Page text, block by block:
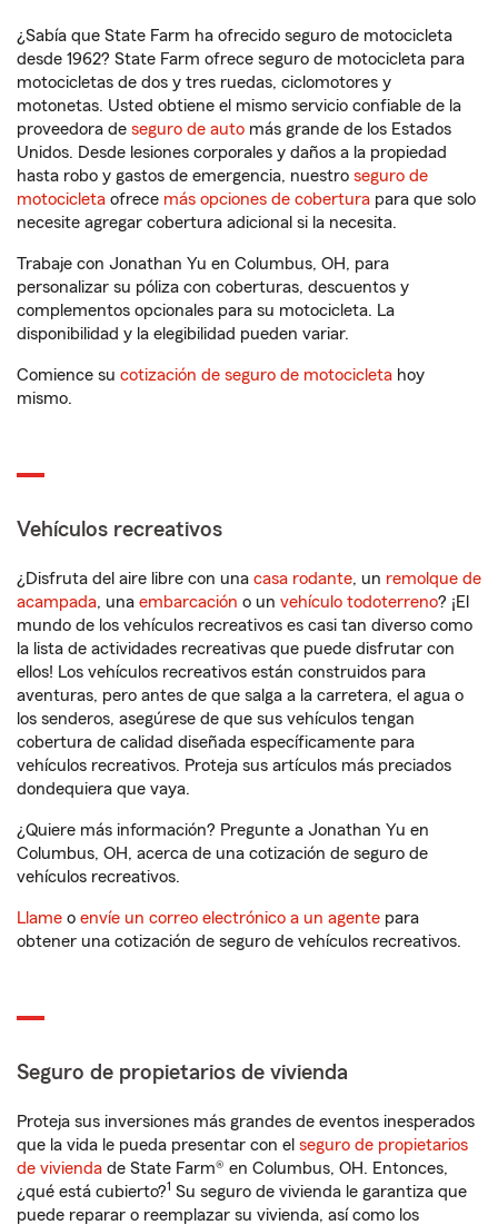
¿Sabía que State Farm ha ofrecido seguro de motocicleta
desde 1962? State Farm ofrece seguro de motocicleta para
motocicletas de dos y tres ruedas, ciclomotores y
motonetas. Usted obtiene el mismo servicio confiable de la
proveedora de seguro de auto más grande de los Estados
Unidos. Desde lesiones corporales y daños a la propiedad
hasta robo y gastos de emergencia, nuestro seguro de
motocicleta ofrece más opciones de cobertura para que solo
necesite agregar cobertura adicional si la necesita.
Trabaje con Jonathan Yu en Columbus, OH, para
personalizar su póliza con coberturas, descuentos y
complementos opcionales para su motocicleta. La
disponibilidad y la elegibilidad pueden variar.
Comience su cotización de seguro de motocicleta hoy
mismo.
Vehículos recreativos
¿Disfruta del aire libre con una casa rodante, un remolque de
acampada, una embarcación o un vehículo todoterreno? ¡El
mundo de los vehículos recreativos es casi tan diverso como
la lista de actividades recreativas que puede disfrutar con
ellos! Los vehículos recreativos están construidos para
aventuras, pero antes de que salga a la carretera, el agua o
los senderos, asegúrese de que sus vehículos tengan
cobertura de calidad diseñada específicamente para
vehículos recreativos. Proteja sus artículos más preciados
dondequiera que vaya.
¿Quiere más información? Pregunte a Jonathan Yu en
Columbus, OH, acerca de una cotización de seguro de
vehículos recreativos.
Llame o envíe un correo electrónico a un agente para
obtener una cotización de seguro de vehículos recreativos.
Seguro de propietarios de vivienda
Proteja sus inversiones más grandes de eventos inesperados
que la vida le pueda presentar con el seguro de propietarios
de vivienda de State Farm® en Columbus, OH. Entonces,
¿qué está cubierto?1 Su seguro de vivienda le garantiza que
puede reparar o reemplazar su vivienda, así como los